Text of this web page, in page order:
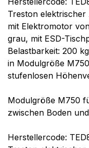
Treston
mit Elektromotor
grau, mit ESD-
Belastbarkeit: 200
in Modulgröße
stufenlosen
Modulgröße M750
zwischen Boden
Herstellercode: